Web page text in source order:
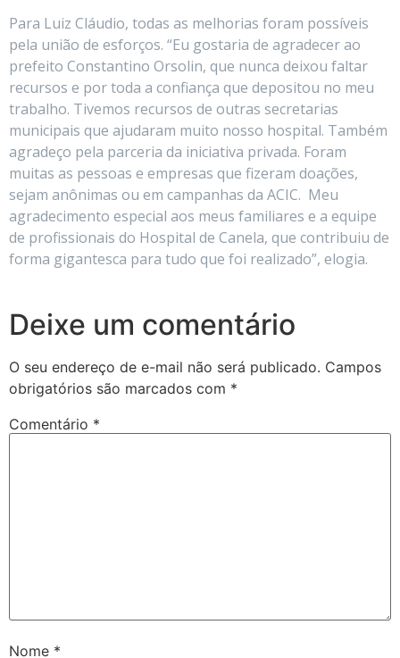
Para Luiz Cláudio, todas as melhorias foram possíveis
pela união de esforços. “Eu gostaria de agradecer ao
prefeito Constantino Orsolin, que nunca deixou faltar
recursos e por toda a confiança que depositou no meu
trabalho. Tivemos recursos de outras secretarias
municipais que ajudaram muito nosso hospital. Também
agradeço pela parceria da iniciativa privada. Foram
muitas as pessoas e empresas que fizeram doações,
sejam anônimas ou em campanhas da ACIC. Meu
agradecimento especial aos meus familiares e a equipe
de profissionais do Hospital de Canela, que contribuiu de
forma gigantesca para tudo que foi realizado”, elogia.
Deixe um comentário
O seu endereço de e-mail não será publicado. Campos
obrigatórios são marcados com *
Comentário *
Nome *